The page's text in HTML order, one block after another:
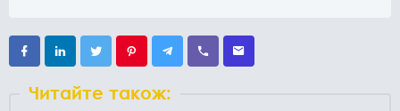
Читайте також: